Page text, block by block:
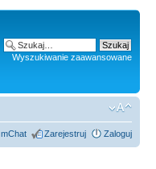
Wyszukiwanie zaawansowane
mChat Zarejestruj Zaloguj